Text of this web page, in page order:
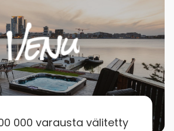
000 varausta välitetty